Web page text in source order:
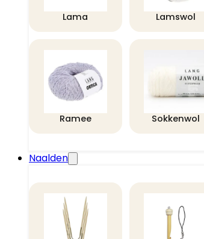
Lama Lamswol
Ramee Sokkenwol
Naalden